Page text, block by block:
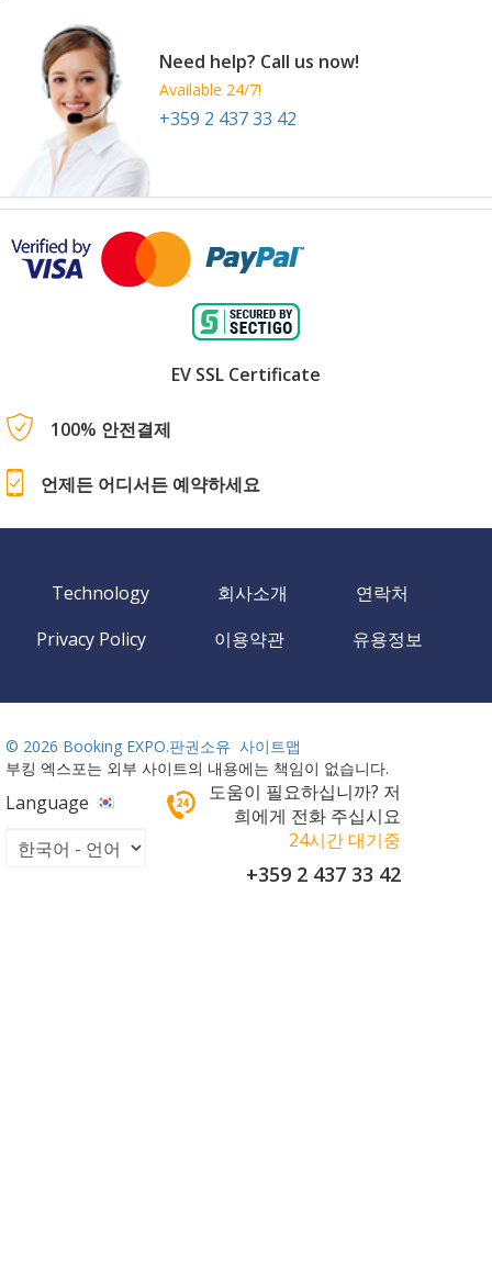
Need help? Call us now!
Available 24/7!
+359 2 437 33 42
EV SSL Certificate
100% 안전결제
언제든 어디서든 예약하세요
Technology 회사소개
연락처
Privacy Policy
이용약관 유용정보
© 2026 Booking EXPO.판권소유 사이트맵
부킹 엑스포는 외부 사이트의 내용에는 책임이 없습니다.
Language
도움이 필요하십니까? 저
희에게 전화 주십시요
24시간 대기중
+359 2 437 33 42